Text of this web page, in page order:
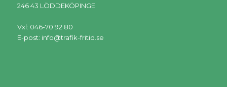
246 43 LÖDDEKÖPINGE
Vxl: 046-70 92 80
E-post: info@trafik-fritid.se